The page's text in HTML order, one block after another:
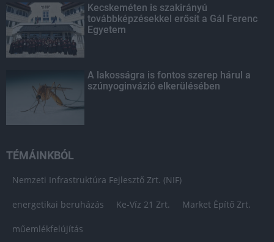
Kecskeméten is szakirányú
továbbképzésekkel erősít a Gál Ferenc
Egyetem
A lakosságra is fontos szerep hárul a
szúnyoginvázió elkerülésében
TÉMÁINKBÓL
Nemzeti Infrastruktúra Fejlesztő Zrt. (NIF)
energetikai beruházás Ke-Víz 21 Zrt. Market Építő Zrt.
műemlékfelújítás